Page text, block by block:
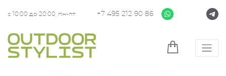
с 10:00 до 20:00, пн-пт +7 495 212 90 86